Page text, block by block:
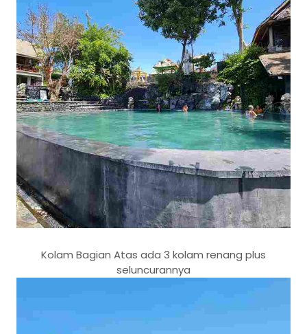
Kolam Bagian Atas ada 3 kolam renang plus
seluncurannya